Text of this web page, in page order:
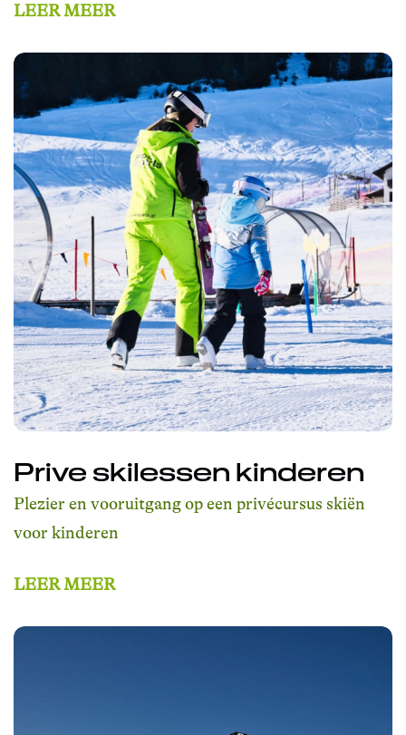
LEER MEER
Prive skilessen kinderen
Plezier en vooruitgang op een privécursus skiën
voor kinderen
LEER MEER